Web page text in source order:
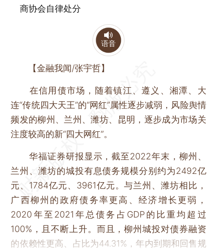
商协会自律处分
语音
【金融我闻/张宇哲】
在信用债市场，随着镇江、遵义、湘潭、大
连“传统四大天王”的“网红”属性逐步减弱，风险舆情
频发的柳州、兰州、潍坊、昆明，逐步成为市场关
注度较高的新“四大网红”。
华福证券研报显示，截至2022年末，柳州、
兰州、潍坊的城投有息债务规模分别约为2492亿
元、1784亿元、3961亿元。与兰州、潍坊相比，
广西柳州的政府债务率更高、经济增长更弱，
2020年至2021年总债务占GDP的比重均超过
100%，且不断上升。而且，柳州城投对债券融资
的依赖性更高、占比为44.31%，年内到期和回售规